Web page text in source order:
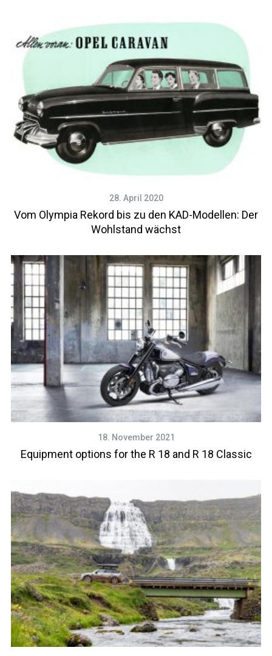
28. April 2020
Vom Olympia Rekord bis zu den KAD-Modellen: Der
Wohlstand wächst
18. November 2021
Equipment options for the R 18 and R 18 Classic